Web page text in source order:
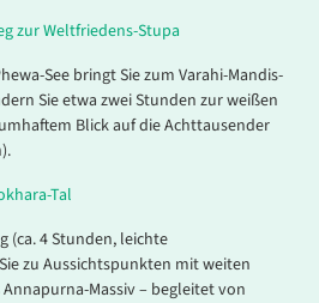
zur Weltfriedens-Stupa
See bringt Sie zum Varahi-Mandis-
Sie etwa zwei Stunden zur weißen
Blick auf die Achttausender
Tal
(ca. 4 Stunden, leichte
zu Aussichtspunkten mit weiten
Massiv – begleitet von